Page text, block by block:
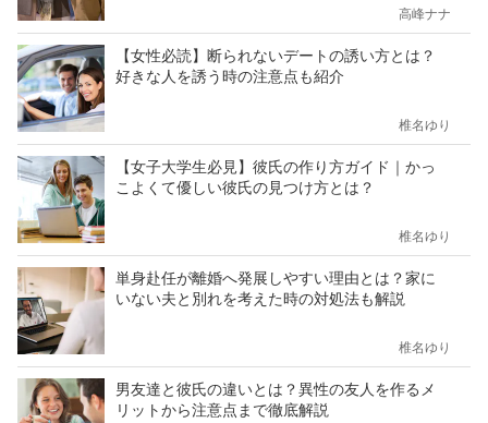
高峰ナナ
【女性必読】断られないデートの誘い方とは？
好きな人を誘う時の注意点も紹介
椎名ゆり
【女子大学生必見】彼氏の作り方ガイド｜かっ
こよくて優しい彼氏の見つけ方とは？
椎名ゆり
単身赴任が離婚へ発展しやすい理由とは？家に
いない夫と別れを考えた時の対処法も解説
椎名ゆり
男友達と彼氏の違いとは？異性の友人を作るメ
リットから注意点まで徹底解説